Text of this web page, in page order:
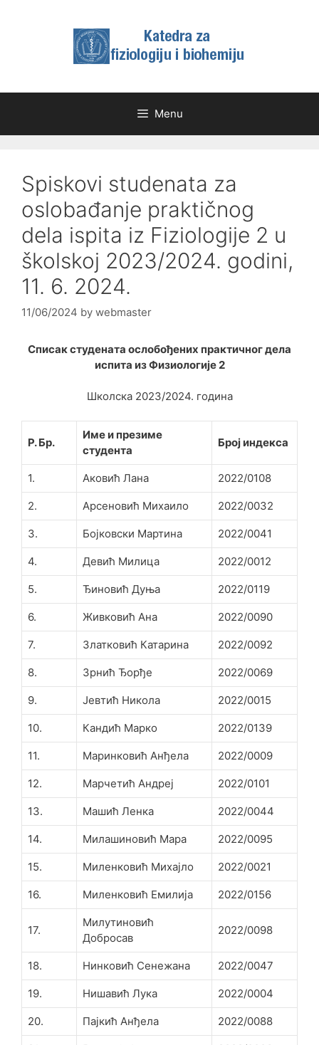
Menu
Spiskovi studenata za
oslobađanje praktičnog
dela ispita iz Fiziologije 2 u
školskoj 2023/2024. godini,
11. 6. 2024.
11/06/2024 by webmaster
Списак студената ослобођених практичног дела
испита из Физиологије 2
Школска 2023/2024. година
Р. Бр.
Име и презиме
студента
Број индекса
1. Аковић Лана 2022/0108
2. Арсеновић Михаило 2022/0032
3. Бојковски Мартина 2022/0041
4. Девић Милица 2022/0012
5. Ђиновић Дуња 2022/0119
6. Живковић Ана 2022/0090
7. Златковић Катарина 2022/0092
8. Зрнић Ђорђе 2022/0069
9. Јевтић Никола 2022/0015
10. Кандић Марко 2022/0139
11. Маринковић Анђела 2022/0009
12. Марчетић Андреј 2022/0101
13. Машић Ленка 2022/0044
14. Милашиновић Мара 2022/0095
15. Миленковић Михајло 2022/0021
16. Миленковић Емилија 2022/0156
17.
Милутиновић
Добросав
2022/0098
18. Нинковић Сенежана 2022/0047
19. Нишавић Лука 2022/0004
20. Пајкић Анђела 2022/0088